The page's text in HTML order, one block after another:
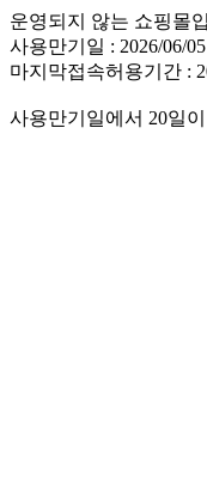
운영되지 않는 쇼핑몰
사용만기일 : 2026/06/05
마지막접속허용기간 :
사용만기일에서 20일